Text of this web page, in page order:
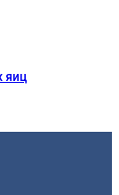
яиц